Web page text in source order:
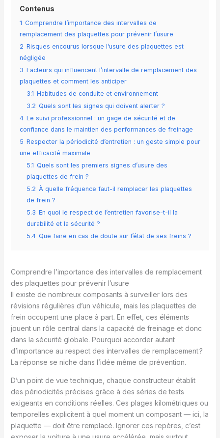
Contenus
1 Comprendre l’importance des intervalles de
remplacement des plaquettes pour prévenir l’usure
2 Risques encourus lorsque l’usure des plaquettes est
négligée
3 Facteurs qui influencent l’intervalle de remplacement des
plaquettes et comment les anticiper
3.1 Habitudes de conduite et environnement
3.2 Quels sont les signes qui doivent alerter ?
4 Le suivi professionnel : un gage de sécurité et de
confiance dans le maintien des performances de freinage
5 Respecter la périodicité d’entretien : un geste simple pour
une efficacité maximale
5.1 Quels sont les premiers signes d’usure des
plaquettes de frein ?
5.2 À quelle fréquence faut-il remplacer les plaquettes
de frein ?
5.3 En quoi le respect de l’entretien favorise-t-il la
durabilité et la sécurité ?
5.4 Que faire en cas de doute sur l’état de ses freins ?
Comprendre l’importance des intervalles de remplacement
des plaquettes pour prévenir l’usure
Il existe de nombreux composants à surveiller lors des
révisions régulières d’un véhicule, mais les plaquettes de
frein occupent une place à part. En effet, ces éléments
jouent un rôle central dans la capacité de freinage et donc
dans la sécurité globale. Pourquoi accorder autant
d’importance au respect des intervalles de remplacement ?
La réponse se niche dans l’idée même de prévention.
D’un point de vue technique, chaque constructeur établit
des périodicités précises grâce à des séries de tests
exigeants en conditions réelles. Ces plages kilométriques ou
temporelles explicitent à quel moment un composant — ici, la
plaquette — doit être remplacé. Ignorer ces repères, c’est